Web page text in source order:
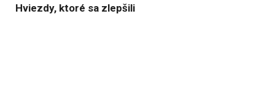
Hviezdy, ktoré sa zlepšili